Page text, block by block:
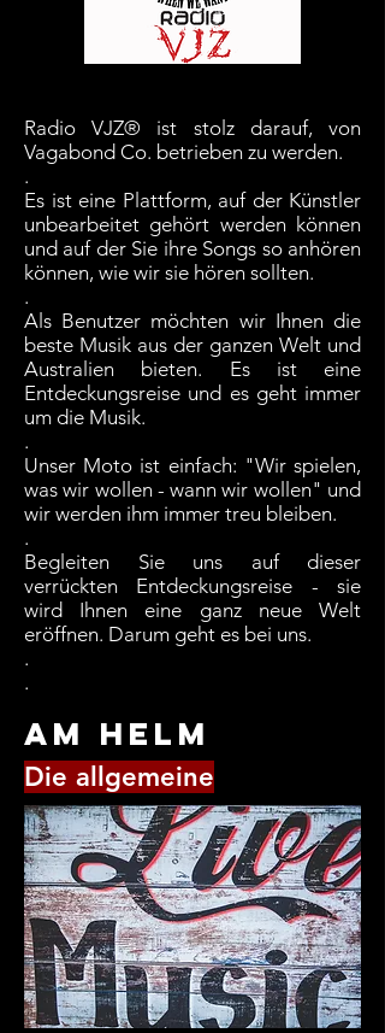
Radio VJZ® ist stolz darauf, von
Vagabond Co. betrieben zu werden.
.
Es ist eine Plattform, auf der Künstler
unbearbeitet gehört werden können
und auf der Sie ihre Songs so anhören
können, wie wir sie hören sollten.
.
Als Benutzer möchten wir Ihnen die
beste Musik aus der ganzen Welt und
Australien bieten. Es ist eine
Entdeckungsreise und es geht immer
um die Musik.
.
Unser Moto ist einfach: "Wir spielen,
was wir wollen - wann wir wollen" und
wir werden ihm immer treu bleiben.
.
Begleiten Sie uns auf dieser
verrückten Entdeckungsreise - sie
wird Ihnen eine ganz neue Welt
eröffnen. Darum geht es bei uns.
.
.
Am Helm
Die allgemeine